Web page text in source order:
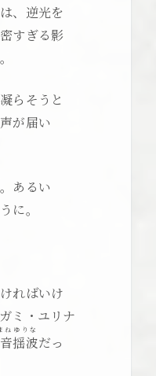
、逆光を
すぎる影
らそうと
が届い
あるい
に。
ればいけ
ミ・ユリナ
揺波
ねゆりな
だっ